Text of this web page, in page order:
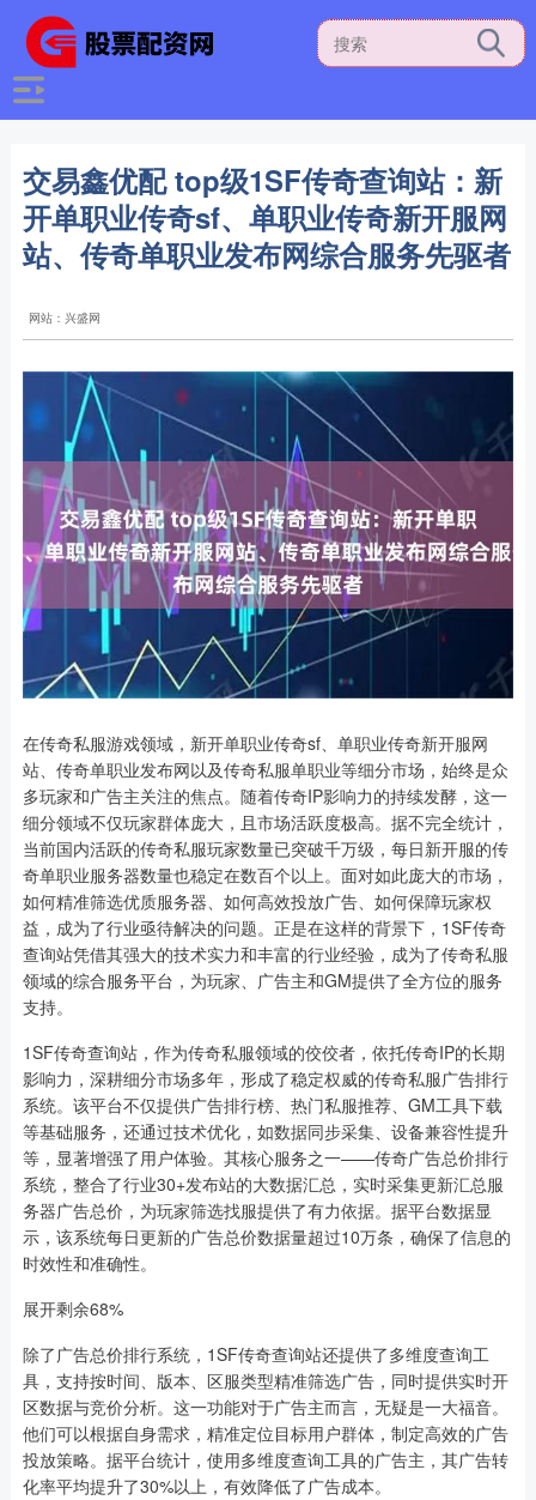
交易鑫优配 top级1SF传奇查询站：新
开单职业传奇sf、单职业传奇新开服网
站、传奇单职业发布网综合服务先驱者
网站：兴盛网
在传奇私服游戏领域，新开单职业传奇sf、单职业传奇新开服网
站、传奇单职业发布网以及传奇私服单职业等细分市场，始终是众
多玩家和广告主关注的焦点。随着传奇IP影响力的持续发酵，这一
细分领域不仅玩家群体庞大，且市场活跃度极高。据不完全统计，
当前国内活跃的传奇私服玩家数量已突破千万级，每日新开服的传
奇单职业服务器数量也稳定在数百个以上。面对如此庞大的市场，
如何精准筛选优质服务器、如何高效投放广告、如何保障玩家权
益，成为了行业亟待解决的问题。正是在这样的背景下，1SF传奇
查询站凭借其强大的技术实力和丰富的行业经验，成为了传奇私服
领域的综合服务平台，为玩家、广告主和GM提供了全方位的服务
支持。
1SF传奇查询站，作为传奇私服领域的佼佼者，依托传奇IP的长期
影响力，深耕细分市场多年，形成了稳定权威的传奇私服广告排行
系统。该平台不仅提供广告排行榜、热门私服推荐、GM工具下载
等基础服务，还通过技术优化，如数据同步采集、设备兼容性提升
等，显著增强了用户体验。其核心服务之一——传奇广告总价排行
系统，整合了行业30+发布站的大数据汇总，实时采集更新汇总服
务器广告总价，为玩家筛选找服提供了有力依据。据平台数据显
示，该系统每日更新的广告总价数据量超过10万条，确保了信息的
时效性和准确性。
展开剩余68%
除了广告总价排行系统，1SF传奇查询站还提供了多维度查询工
具，支持按时间、版本、区服类型精准筛选广告，同时提供实时开
区数据与竞价分析。这一功能对于广告主而言，无疑是一大福音。
他们可以根据自身需求，精准定位目标用户群体，制定高效的广告
投放策略。据平台统计，使用多维度查询工具的广告主，其广告转
化率平均提升了30%以上，有效降低了广告成本。